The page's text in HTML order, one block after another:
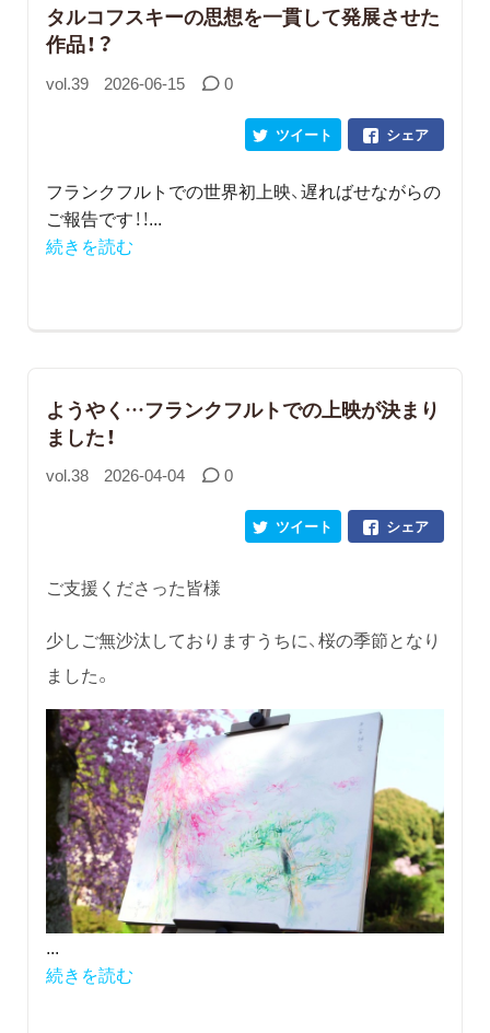
タルコフスキーの思想を一貫して発展させた
作品！？
vol.39 2026-06-15 0
シェア
ツイート
フランクフルトでの世界初上映、遅ればせながらの
ご報告です！！...
続きを読む
ようやく…フランクフルトでの上映が決まり
ました！
vol.38 2026-04-04 0
シェア
ツイート
ご支援くださった皆様
少しご無沙汰しておりますうちに、桜の季節となり
ました。
...
続きを読む